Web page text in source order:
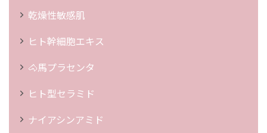
乾燥性敏感肌
ヒト幹細胞エキス
🐴馬プラセンタ
ヒト型セラミド
ナイアシンアミド